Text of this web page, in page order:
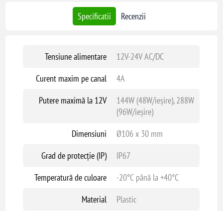
Specificatii Recenzii
Tensiune alimentare
12V-24V AC/DC
Curent maxim pe canal
4A
Putere maximă la 12V
144W (48W/ieșire), 288W
(96W/ieșire)
Dimensiuni
Ø106 x 30 mm
Grad de protecție (IP)
IP67
Temperatură de culoare
-20°C până la +40°C
Material
Plastic